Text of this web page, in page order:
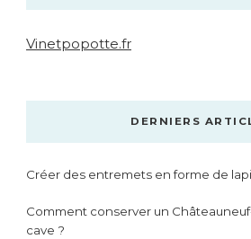
Vinetpopotte.fr
DERNIERS
Créer des entremets en forme de
Comment conserver un
cave ?